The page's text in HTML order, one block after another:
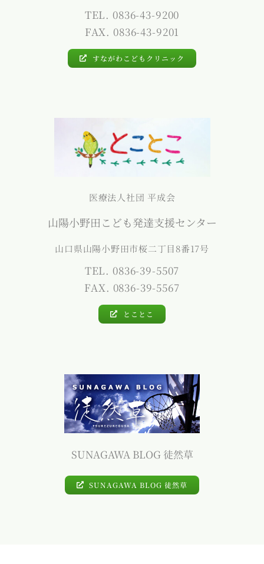
TEL. 0836-43-9200
FAX. 0836-43-9201
すながわこどもクリニック
医療法人社団 平成会
山陽小野田こども発達支援センター
山口県山陽小野田市桜二丁目8番17号
TEL. 0836-39-5507
FAX. 0836-39-5567
とことこ
SUNAGAWA BLOG 徒然草
SUNAGAWA BLOG 徒然草